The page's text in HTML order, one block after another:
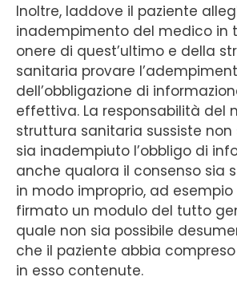
Inoltre, laddove il paziente
inadempimento del medico in
onere di quest’ultimo e della
sanitaria provare
dell’obbligazione di
effettiva. La responsabilità del
struttura sanitaria sussiste
sia inadempiuto l’obbligo di
anche qualora il consenso sia
in modo improprio, ad
firmato un modulo del tutto
quale non sia possibile
che il paziente abbia
in esso contenute.